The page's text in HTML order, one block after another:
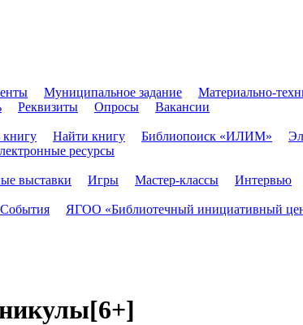
Муниципальное задание Материально-
Реквизиты Опросы
Вакансии
книгу Найти книгу Библиопоиск «ИЛИМ»
ресурсы
выставки Игры Мастер-классы Интервью
События ЯГОО «Библиотечный инициативный
[6+]